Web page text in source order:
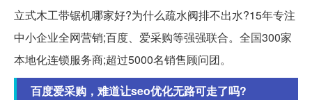
立式木工带锯机哪家好?为什么疏水阀排不出水?15年专注
中小企业全网营销;百度、爱采购等强强联合。全国300家
本地化连锁服务商;超过5000名销售顾问团。
百度爱采购，难道让seo优化无路可走了吗?